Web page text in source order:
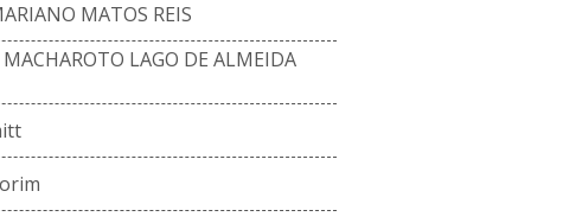
MATOS REIS
LAGO DE ALMEIDA